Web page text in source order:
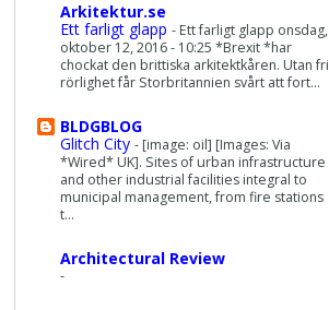
Arkitektur.se
Ett farligt glapp - Ett farligt glapp onsdag,
oktober 12, 2016 - 10:25 *Brexit *har
chockat den brittiska arkitektkåren. Utan fri
rörlighet får Storbritannien svårt att fort...
BLDGBLOG
Glitch City - [image: oil] [Images: Via
*Wired* UK]. Sites of urban infrastructure
and other industrial facilities integral to
municipal management, from fire stations
t...
Architectural Review
-